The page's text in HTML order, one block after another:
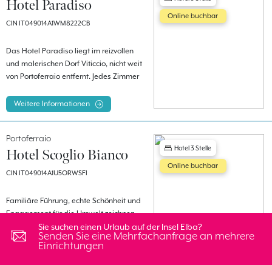
Hotel Paradiso
CIN IT049014A1WM8222CB
Das Hotel Paradiso liegt im reizvollen
und malerischen Dorf Viticcio, nicht weit
von Portoferraio entfernt. Jedes Zimmer
Terrasse mit Meerblick.
Weitere Informationen
Online buchbar
Portoferraio
Hotel Scoglio Bianco
CIN IT049014A1U5ORWSFI
Familiäre Führung, echte Schönheit und
Engagement für die Umwelt zeichnen
dieses Öko-Hotel aus. Es liegt am Meer,
im Zentrum der Insel, im malerischen
Golf von Viticcio, der für seine
Weitere Informationen
Hotel 3 Stelle
Online buchbar
Sie suchen einen Urlaub auf der Insel Elba?
Senden Sie eine Mehrfachanfrage an mehrere
Einrichtungen